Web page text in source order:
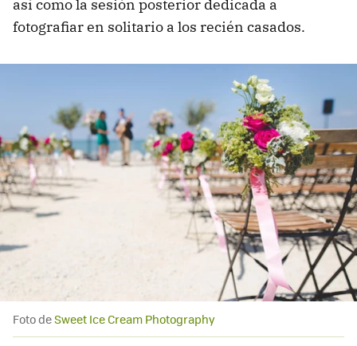
así como la sesión posterior dedicada a
fotografiar en solitario a los recién casados.
Foto deSweet Ice Cream Photography